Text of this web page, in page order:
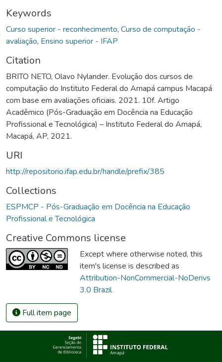
Keywords
Curso superior - reconhecimento, Curso de computação -
avaliação, Ensino superior - IFAP
Citation
BRITO NETO, Olavo Nylander. Evolução dos cursos de
computação do Instituto Federal do Amapá campus Macapá
com base em avaliações oficiais. 2021. 10f. Artigo
Acadêmico (Pós-Graduação em Docência na Educação
Profissional e Tecnológica) – Instituto Federal do Amapá,
Macapá, AP, 2021.
URI
http://repositorio.ifap.edu.br/handle/prefix/385
Collections
ESPMCP - Pós-Graduação em Docência na Educação
Profissional e Tecnológica
Creative Commons license
Except where otherwise noted, this
item's license is described as
Attribution-NonCommercial-NoDerivs
3.0 Brazil
Full item page